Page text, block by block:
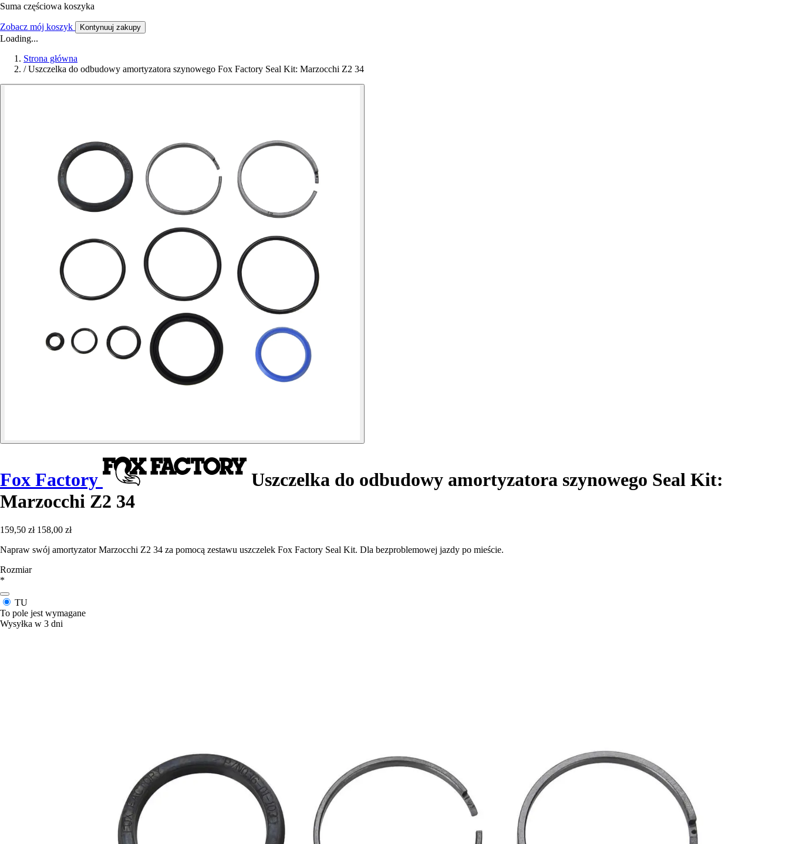
Suma częściowa koszyka
Zobacz mój koszyk Kontynuuj zakupy
Loading...
Strona główna
/ Uszczelka do odbudowy amortyzatora szynowego Fox Factory Seal Kit: Marzocchi Z2 34
Fox Factory
Uszczelka do odbudowy amortyzatora szynowego Seal Kit:
Marzocchi Z2 34
159,50 zł 158,00 zł
Napraw swój amortyzator Marzocchi Z2 34 za pomocą zestawu uszczelek Fox Factory Seal Kit. Dla bezproblemowej jazdy po mieście.
Rozmiar
*
TU
To pole jest wymagane
Wysyłka w 3 dni